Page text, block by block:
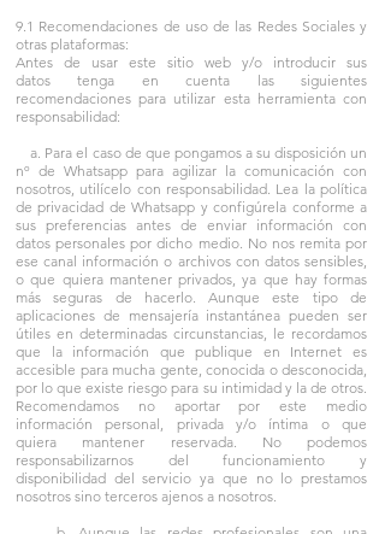
9.1 Recomendaciones de uso de las Redes Sociales y
otras plataformas:
Antes de usar este sitio web y/o introducir sus
datos tenga en cuenta las siguientes
recomendaciones para utilizar esta herramienta con
responsabilidad:
a. Para el caso de que pongamos a su disposición un
nº de Whatsapp para agilizar la comunicación con
nosotros, utilícelo con responsabilidad. Lea la política
de privacidad de Whatsapp y configúrela conforme a
sus preferencias antes de enviar información con
datos personales por dicho medio. No nos remita por
ese canal información o archivos con datos sensibles,
o que quiera mantener privados, ya que hay formas
más seguras de hacerlo. Aunque este tipo de
aplicaciones de mensajería instantánea pueden ser
útiles en determinadas circunstancias, le recordamos
que la información que publique en Internet es
accesible para mucha gente, conocida o desconocida,
por lo que existe riesgo para su intimidad y la de otros.
Recomendamos no aportar por este medio
información personal, privada y/o íntima o que
quiera mantener reservada. No podemos
responsabilizarnos del funcionamiento y
disponibilidad del servicio ya que no lo prestamos
nosotros sino terceros ajenos a nosotros.